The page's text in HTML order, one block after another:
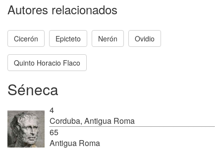
Autores relacionados
Cicerón Epicteto Nerón Ovidio
Quinto Horacio Flaco
Séneca
4
Corduba, Antigua Roma
65
Antigua Roma